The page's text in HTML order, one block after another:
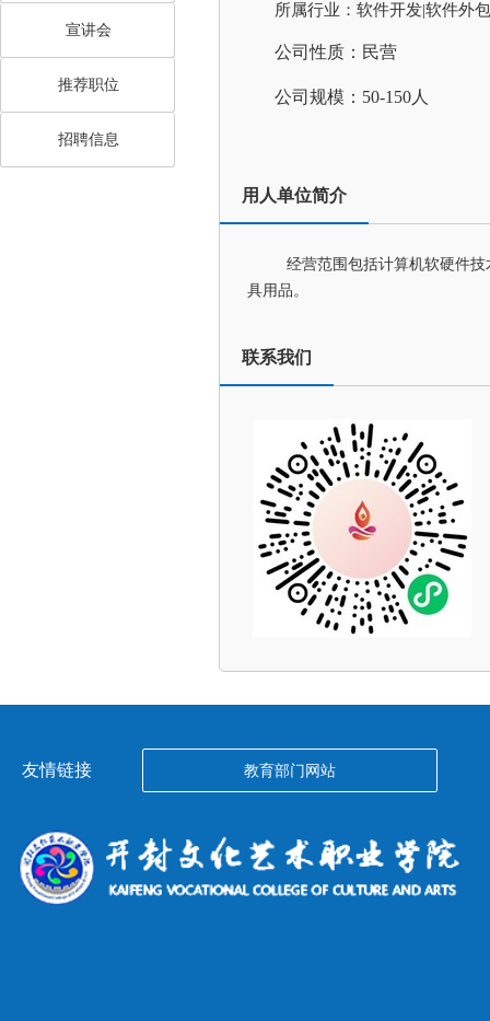
宣讲会
推荐职位
招聘信息
所属行业：软件开发|软件外
公司性质：民营
公司规模：50-150人
用人单位简介
经营范围包括计算机软硬件
具用品。
联系我们
友情链接 教育部门网站